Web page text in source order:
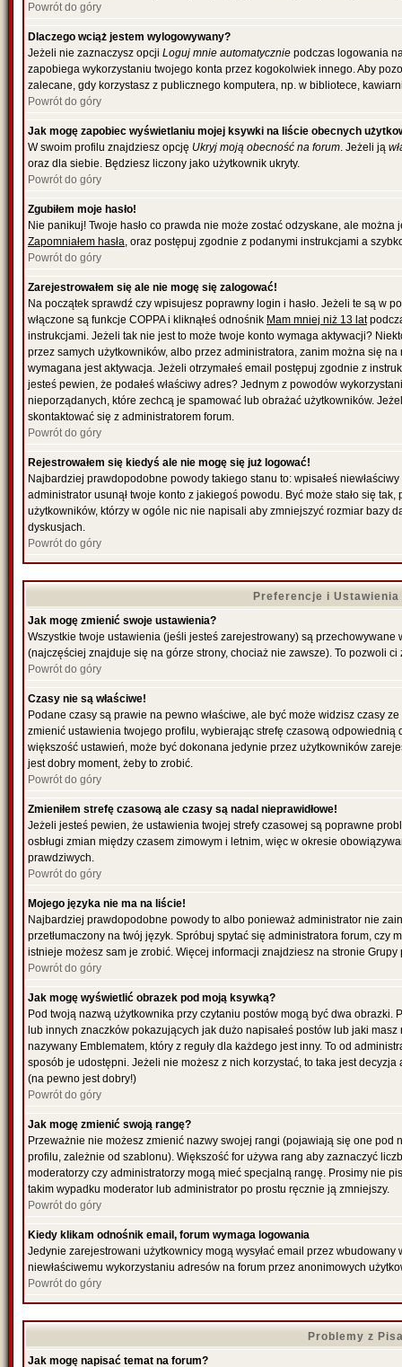
Powrót do góry
Dlaczego wciąż jestem wylogowywany?
Jeżeli nie zaznaczysz opcji Loguj mnie automatycznie podczas logowania
zapobiega wykorzystaniu twojego konta przez kogokolwiek innego. Aby
zalecane, gdy korzystasz z publicznego komputera, np. w bibliotece,
Powrót do góry
Jak mogę zapobiec wyświetlaniu mojej ksywki na liście obecnych
W swoim profilu znajdziesz opcję Ukryj moją obecność na forum. Jeżeli ją
oraz dla siebie. Będziesz liczony jako użytkownik ukryty.
Powrót do góry
Zgubiłem moje hasło!
Nie panikuj! Twoje hasło co prawda nie może zostać odzyskane, ale
Zapomniałem hasła, oraz postępuj zgodnie z podanymi instrukcjami a
Powrót do góry
Zarejestrowałem się ale nie mogę się zalogować!
Na początek sprawdź czy wpisujesz poprawny login i hasło. Jeżeli te są w
włączone są funkcje COPPA i kliknąłeś odnośnik Mam mniej niż 13 lat
instrukcjami. Jeżeli tak nie jest to może twoje konto wymaga aktywacji?
przez samych użytkowników, albo przez administratora, zanim można się
wymagana jest aktywacja. Jeżeli otrzymałeś email postępuj zgodnie z
jesteś pewien, że podałeś właściwy adres? Jednym z powodów
nieporządanych, które zechcą je spamować lub obrażać użytkowników.
skontaktować się z administratorem forum.
Powrót do góry
Rejestrowałem się kiedyś ale nie mogę się już logować!
Najbardziej prawdopodobne powody takiego stanu to: wpisałeś
administrator usunął twoje konto z jakiegoś powodu. Być może stało się
użytkowników, którzy w ogóle nic nie napisali aby zmniejszyć rozmiar bazy
dyskusjach.
Powrót do góry
Preferencje i
Jak mogę zmienić swoje ustawienia?
Wszystkie twoje ustawienia (jeśli jesteś zarejestrowany) są
(najczęściej znajduje się na górze strony, chociaż nie zawsze). To pozwoli
Powrót do góry
Czasy nie są właściwe!
Podane czasy są prawie na pewno właściwe, ale być może widzisz czasy
zmienić ustawienia twojego profilu, wybierając strefę czasową
większość ustawień, może być dokonana jedynie przez użytkowników
jest dobry moment, żeby to zrobić.
Powrót do góry
Zmieniłem strefę czasową ale czasy są nadal nieprawidłowe!
Jeżeli jesteś pewien, że ustawienia twojej strefy czasowej są poprawne
osbługi zmian między czasem zimowym i letnim, więc w okresie
prawdziwych.
Powrót do góry
Mojego języka nie ma na liście!
Najbardziej prawdopodobne powody to albo ponieważ administrator nie
przetłumaczony na twój język. Spróbuj spytać się administratora forum, czy
istnieje możesz sam je zrobić. Więcej informacji znajdziesz na stronie
Powrót do góry
Jak mogę wyświetlić obrazek pod moją ksywką?
Pod twoją nazwą użytkownika przy czytaniu postów mogą być dwa
lub innych znaczków pokazujących jak dużo napisałeś postów lub jaki
nazywany Emblematem, który z reguły dla każdego jest inny. To od
sposób je udostępni. Jeżeli nie możesz z nich korzystać, to taka jest
(na pewno jest dobry!)
Powrót do góry
Jak mogę zmienić swoją rangę?
Przeważnie nie możesz zmienić nazwy swojej rangi (pojawiają się one pod
profilu, zależnie od szablonu). Większość for używa rang aby zaznaczyć
moderatorzy czy administratorzy mogą mieć specjalną rangę. Prosimy nie
takim wypadku moderator lub administrator po prostu ręcznie ją zmniejszy.
Powrót do góry
Kiedy klikam odnośnik email, forum wymaga logowania
Jedynie zarejestrowani użytkownicy mogą wysyłać email przez wbudowany
niewłaściwemu wykorzystaniu adresów na forum przez anonimowych
Powrót do góry
Problemy z
Jak mogę napisać temat na forum?